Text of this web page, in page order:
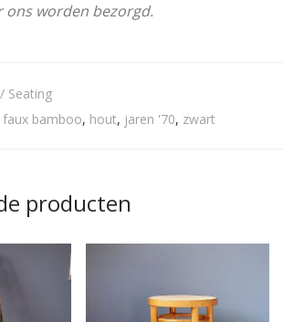
ons worden bezorgd.
Seating
faux bamboo, hout, jaren '70, zwart
producten